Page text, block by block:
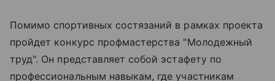
Помимо спортивных состязаний в рамках проекта
пройдет конкурс профмастерства "Молодежный
труд". Он представляет собой эстафету по
профессиональным навыкам, где участникам